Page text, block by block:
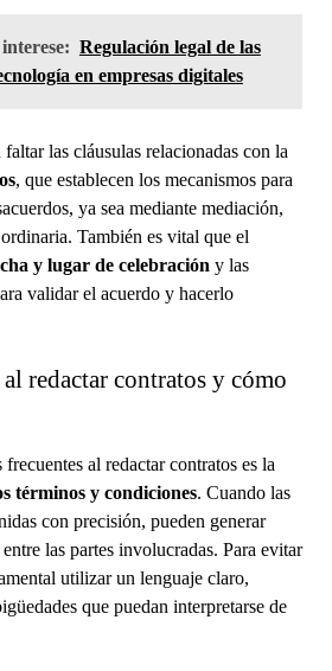
Regulación legal de las
en empresas digitales
las cláusulas relacionadas con la
, que establecen los mecanismos para
ya sea mediante mediación,
También es vital que el
y lugar de celebración y las
validar el acuerdo y hacerlo
redactar contratos y cómo
al redactar contratos es la
términos y condiciones. Cuando las
con precisión, pueden generar
las partes involucradas. Para evitar
utilizar un lenguaje claro,
que puedan interpretarse de